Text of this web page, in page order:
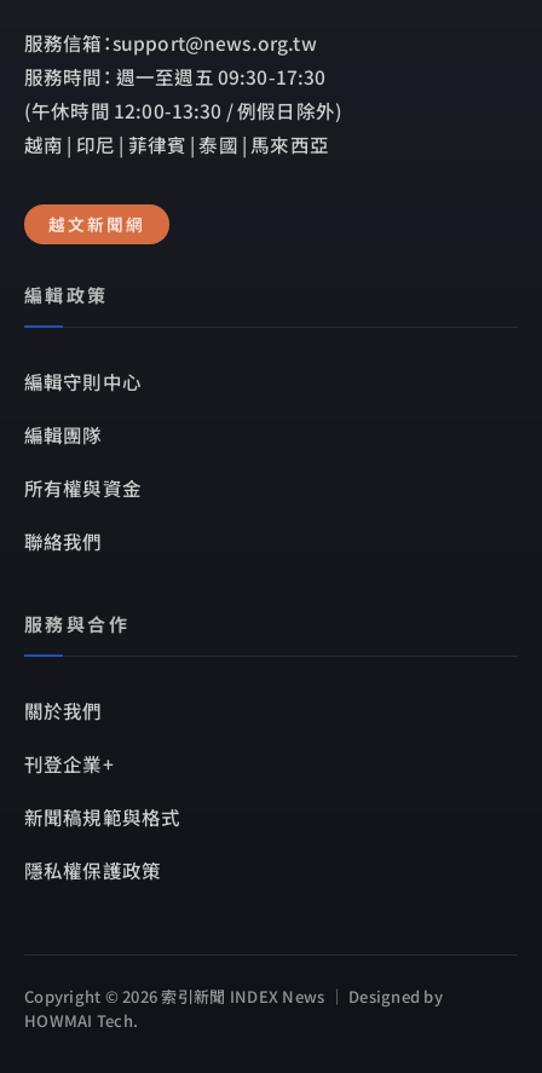
服務信箱：support@news.org.tw
服務時間： 週一至週五 09:30-17:30
(午休時間 12:00-13:30 / 例假日除外)
越南 | 印尼 | 菲律賓 | 泰國 | 馬來西亞
越文新聞網
編輯政策
編輯守則中心
編輯團隊
所有權與資金
聯絡我們
服務與合作
關於我們
刊登企業+
新聞稿規範與格式
隱私權保護政策
Copyright © 2026 索引新聞 INDEX News ｜ Designed by
HOWMAI Tech.